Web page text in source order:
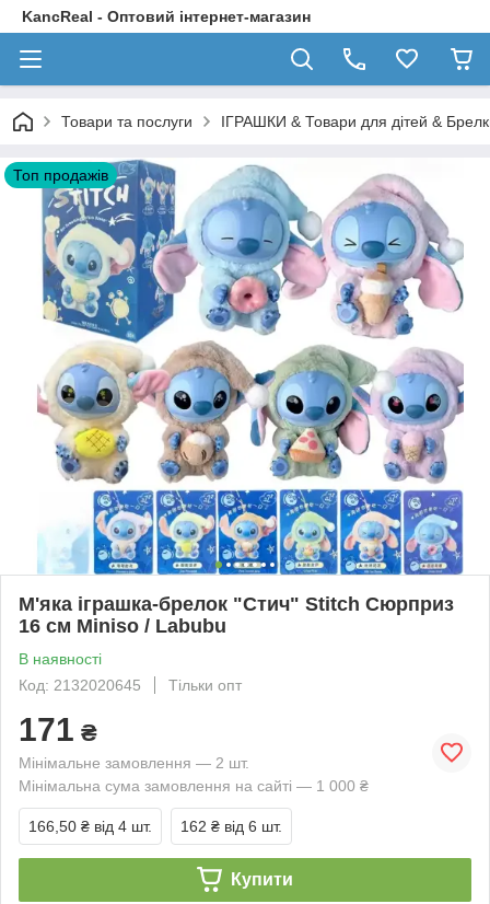
KancReal - Оптовий інтернет-магазин
Товари та послуги ІГРАШКИ & Товари для дітей &
Топ продажів
М'яка іграшка-брелок "Стич" Stitch Сюрприз
16 см Miniso / Labubu
В наявності
Код: 2132020645
Тільки опт
171 ₴
Мінімальне замовлення — 2 шт.
Мінімальна сума замовлення на сайті — 1 000 ₴
166,50 ₴ від 4 шт. 162 ₴ від 6 шт.
Купити